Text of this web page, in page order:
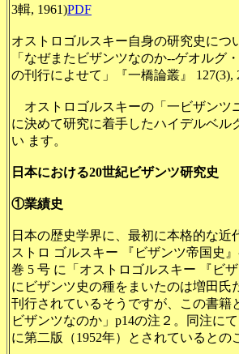
3輯, 1961)PDF
オストロゴルスキー自身の研究史に
「なぜまたビザンツなのか--ゲオルグ
の刊行によせて」
『一橋論叢』 127(3),
オストロゴルスキーの「一ビザンツ
に決めて研究に着手したハイデルベ
い ます。
日本における20世紀ビザンツ研究史
①業績史
日本の歴史学界に、最初に本格的な
ストロ ゴルスキー 『ビザンツ帝国史
巻 5 号 に「オストロゴルスキー 『ビ
にビザンツ史の種をまいたのは増田氏
刊行されているそうですが、この書
ビザンツなのか 」p14の注２。同注に
に第二版（1952年）とされているとの